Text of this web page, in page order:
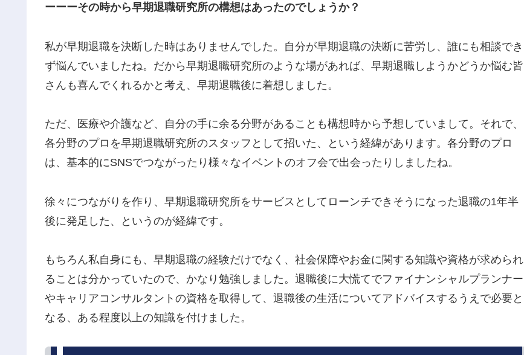
ーーーその時から早期退職研究所の構想はあったのでしょうか？
私が早期退職を決断した時はありませんでした。自分が早期退職の決断に苦労し、誰にも相談でき
ず悩んでいましたね。だから早期退職研究所のような場があれば、早期退職しようかどうか悩む皆
さんも喜んでくれるかと考え、早期退職後に着想しました。
ただ、医療や介護など、自分の手に余る分野があることも構想時から予想していまして。それで、
各分野のプロを早期退職研究所のスタッフとして招いた、という経緯があります。各分野のプロ
は、基本的にSNSでつながったり様々なイベントのオフ会で出会ったりしましたね。
徐々につながりを作り、早期退職研究所をサービスとしてローンチできそうになった退職の1年半
後に発足した、というのが経緯です。
もちろん私自身にも、早期退職の経験だけでなく、社会保障やお金に関する知識や資格が求められ
ることは分かっていたので、かなり勉強しました。退職後に大慌てでファイナンシャルプランナー
やキャリアコンサルタントの資格を取得して、退職後の生活についてアドバイスするうえで必要と
なる、ある程度以上の知識を付けました。